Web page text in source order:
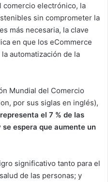
comercio electrónico, la
sin comprometer la
más necesaria, la clave
en que los eCommerce
la automatización de la
Mundial del Comercio
por sus siglas en inglés),
el 7 % de las
se espera que aumente un
significativo tanto para el
de las personas; y